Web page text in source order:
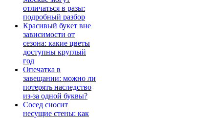
отличаться в разы:
подробный разбор
Красивый букет вне
зависимости от
сезона: какие цветы
доступны круглый
год
Опечатка в
завещании: можно ли
потерять наследство
из-за одной буквы?
Сосед сносит
несущие стены: как